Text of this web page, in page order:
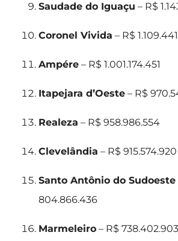
Saudade do Iguaçu – R$
Coronel Vivida – R$
Ampére – R$ 1.001.174.451
Itapejara d’Oeste – R$
Realeza – R$ 958.986.554
Clevelândia – R$ 915.574.920
Santo Antônio do Sudoeste
804.866.436
Marmeleiro – R$ 738.402.903